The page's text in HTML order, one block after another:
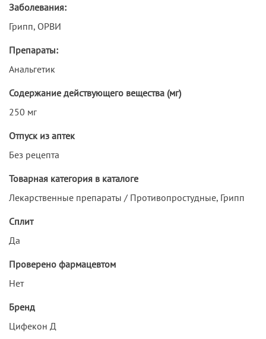
Заболевания:
Грипп, ОРВИ
Препараты:
Анальгетик
Содержание действующего вещества (мг)
250 мг
Отпуск из аптек
Без рецепта
Товарная категория в каталоге
Лекарственные препараты / Противопростудные, Грипп
Сплит
Да
Проверено фармацевтом
Нет
Бренд
Цифекон Д